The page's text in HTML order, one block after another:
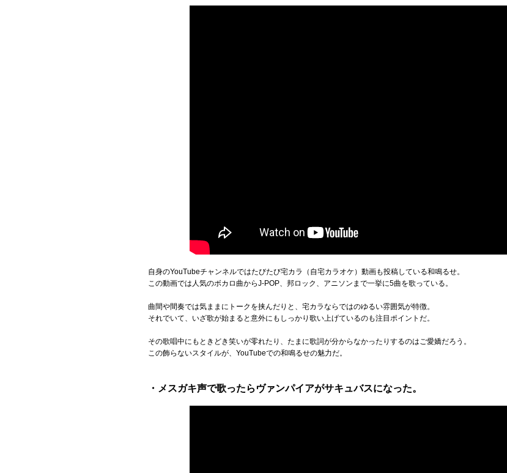
自身のYouTubeチャンネルではたびたび宅カラ（自宅カラオケ）動画も投稿している和鳴るせ。
この動画では人気のボカロ曲からJ-POP、邦ロック、アニソンまで一挙に5曲を歌っている。
曲間や間奏では気ままにトークを挟んだりと、宅カラならではのゆるい雰囲気が特徴。
それでいて、いざ歌が始まると意外にもしっかり歌い上げているのも注目ポイントだ。
その歌唱中にもときどき笑いが零れたり、たまに歌詞が分からなかったりするのはご愛嬌だろう。
この飾らないスタイルが、YouTubeでの和鳴るせの魅力だ。
・メスガキ声で歌ったらヴァンパイアがサキュバスになった。